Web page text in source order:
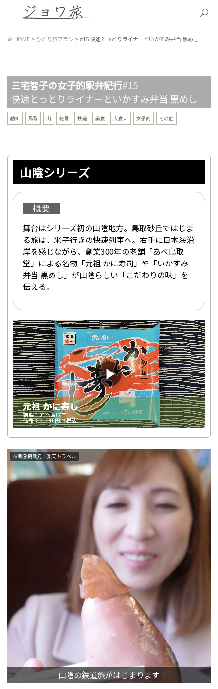
HOME ひとり旅プラン #15 快速とっとりライナーといかすみ弁当 黒めし
三宅智子の女子的駅弁紀行#15
快速とっとりライナーといかすみ弁当 黒めし
動画 鳥取 山 絶景 鉄道 美食 大食い 女子的 その他
山陰シリーズ
概要
舞台はシリーズ初の山陰地方。鳥取砂丘ではじま
る旅は、米子行きの快速列車へ。右手に日本海沿
岸を感じながら、創業300年の老舗「あべ鳥取
堂」による名物「元祖 かに寿司」や「いかすみ
弁当 黒めし」が山陰らしい「こだわりの味」を
伝える。
山陰の鉄道旅がはじまります